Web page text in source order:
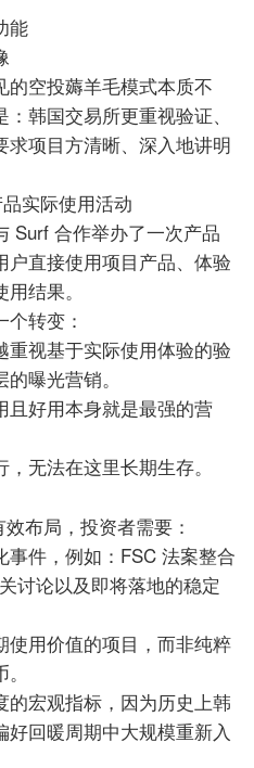
能
的空投薅羊毛模式本质不
韩国交易所更重视验证、
求项目方清晰、深入地讲明
实际使用活动
Surf 合作举办了一次产品
户直接使用项目产品、体验
结果。
转变：
重视基于实际使用体验的验
曝光营销。
且好用本身就是最强的营
无法在这里长期生存。
布局，投资者需要：
事件，例如：FSC 法案整合
讨论以及即将落地的稳定
使用价值的项目，而非纯粹
的宏观指标，因为历史上韩
回暖周期中大规模重新入